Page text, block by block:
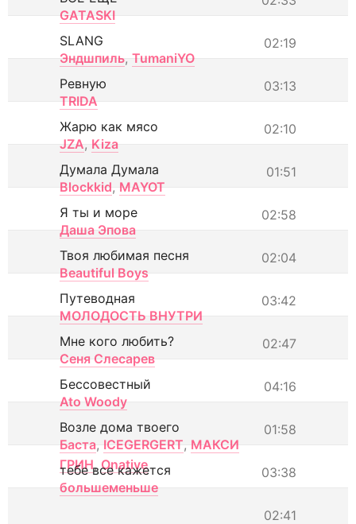
GATASKI
02:19
SLANG
Эндшпиль, TumaniYO
03:13
Ревную
TRIDA
02:10
Жарю как мясо
JZA, Kiza
01:51
Думала Думала
Blockkid, MAYOT
02:58
Я ты и море
Даша Эпова
02:04
Твоя любимая песня
Beautiful Boys
03:42
Путеводная
МОЛОДОСТЬ ВНУТРИ
02:47
Мне кого любить?
Сеня Слесарев
04:16
Бессовестный
Ato Woody
01:58
Возле дома твоего
Баста, ICEGERGERT, МАКСИ
ГРИН, Onative 03:38
тебе все кажется
большеменьше
02:41